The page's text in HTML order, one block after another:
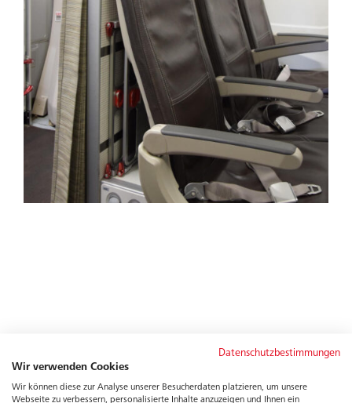
und gefertigt und stellen so eine lange Haltbarkeit sicher,
während unsere Auswahl an Verarbeitungen und Stilen
die perfekte Ergänzung für jeden Flugzeuginnenraum
bildet.
Datenschutzbestimmungen
Wir verwenden Cookies
Wir können diese zur Analyse unserer Besucherdaten platzieren, um unsere
Webseite zu verbessern, personalisierte Inhalte anzuzeigen und Ihnen ein